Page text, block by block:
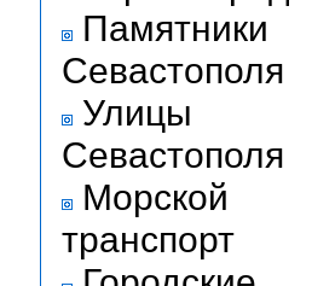
Памятники
Севастополя
Улицы
Севастополя
Морской
транспорт